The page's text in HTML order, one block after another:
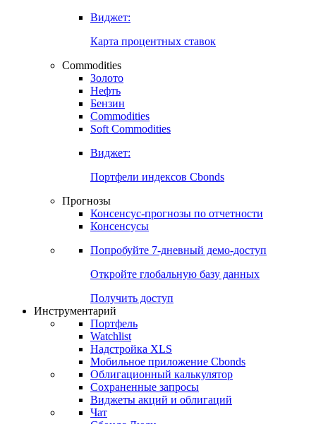
Страницы стран
Росстат
Виджет:
Карта процентных ставок
Commodities
Золото
Бензин
Soft Commodities
Виджет:
Портфели индексов Cbonds
Прогнозы
Консенсусы
Попробуйте7-дневный
Откройте глобальную базу данных
Получить доступ
Инструментарий
Портфель
Watchlist
Надстройка XLS
Мобильное приложение Cbonds